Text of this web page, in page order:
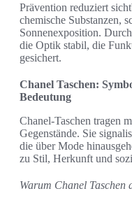
Prävention reduziert
chemische Substanzen,
Sonnenexposition.
die Optik stabil, die
gesichert.
Chanel Taschen:
Bedeutung
Chanel-Taschen tragen
Gegenstände. Sie
die über Mode
zu Stil, Herkunft und
Warum Chanel Taschen